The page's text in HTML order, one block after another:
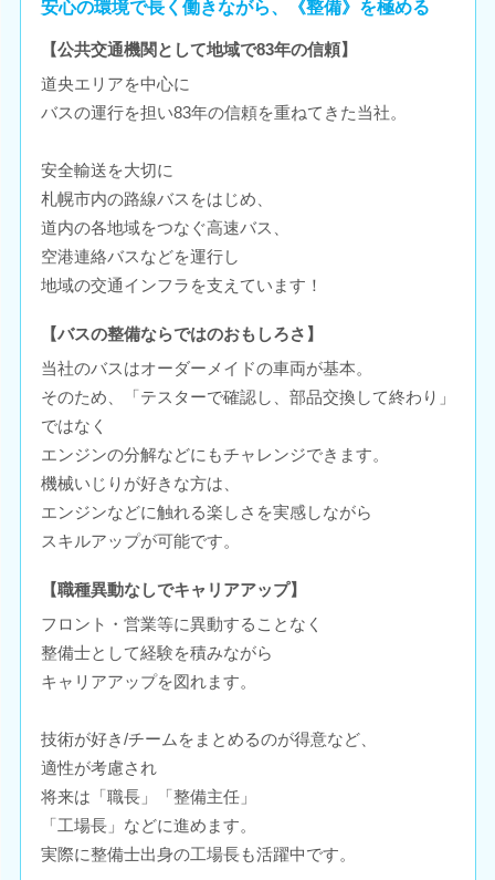
安心の環境で長く働きながら、《整備》を極める
【公共交通機関として地域で83年の信頼】
道央エリアを中心に
バスの運行を担い83年の信頼を重ねてきた当社。
安全輸送を大切に
札幌市内の路線バスをはじめ、
道内の各地域をつなぐ高速バス、
空港連絡バスなどを運行し
地域の交通インフラを支えています！
【バスの整備ならではのおもしろさ】
当社のバスはオーダーメイドの車両が基本。
そのため、「テスターで確認し、部品交換して終わり」
ではなく
エンジンの分解などにもチャレンジできます。
機械いじりが好きな方は、
エンジンなどに触れる楽しさを実感しながら
スキルアップが可能です。
【職種異動なしでキャリアアップ】
フロント・営業等に異動することなく
整備士として経験を積みながら
キャリアアップを図れます。
技術が好き/チームをまとめるのが得意など、
適性が考慮され
将来は「職長」「整備主任」
「工場長」などに進めます。
実際に整備士出身の工場長も活躍中です。